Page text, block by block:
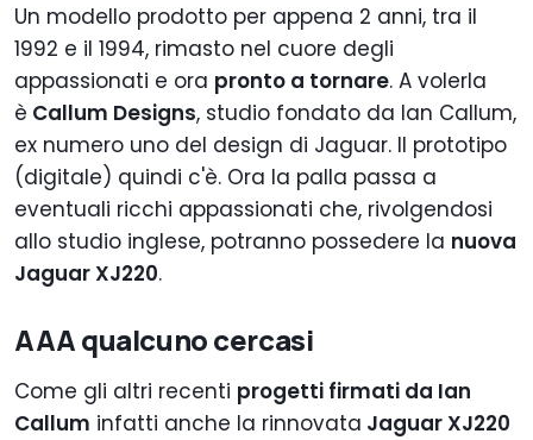
Un modello prodotto per appena 2 anni, tra il
1992 e il 1994, rimasto nel cuore degli
appassionati e ora pronto a tornare. A volerla
è Callum Designs, studio fondato da Ian Callum,
ex numero uno del design di Jaguar. Il prototipo
(digitale) quindi c'è. Ora la palla passa a
eventuali ricchi appassionati che, rivolgendosi
allo studio inglese, potranno possedere la nuova
Jaguar XJ220.
AAA qualcuno cercasi
Come gli altri recenti progetti firmati da Ian
Callum infatti anche la rinnovata Jaguar XJ220